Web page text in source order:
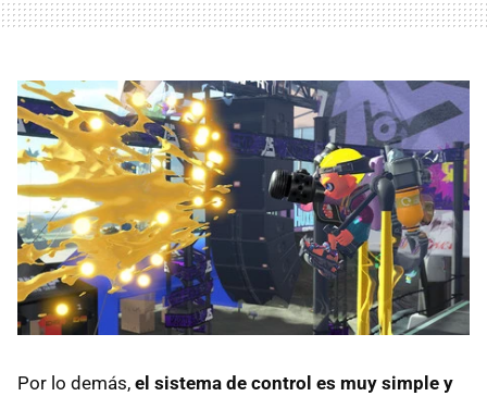
Por lo demás, el sistema de control es muy simple y